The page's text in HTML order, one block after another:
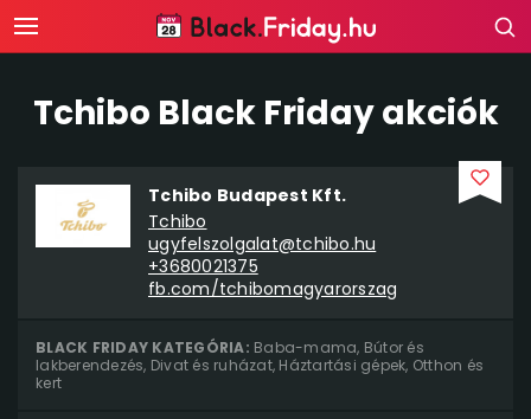
Tchibo Black Friday akciók
Tchibo Budapest Kft.
Tchibo
ugyfelszolgalat@tchibo.hu
+3680021375
fb.com/tchibomagyarorszag
BLACK FRIDAY KATEGÓRIA: Baba-mama, Bútor és
lakberendezés, Divat és ruházat, Háztartási gépek, Otthon és
kert